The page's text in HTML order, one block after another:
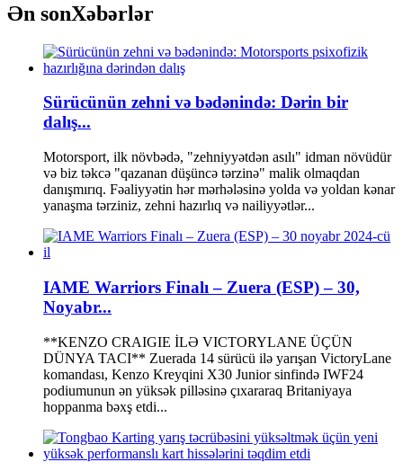
Ən sonXəbərlər
Sürücünün zehni və bədənində: Dərin bir
dalış...
Motorsport, ilk növbədə, "zehniyyətdən asılı" idman növüdür
və biz təkcə "qazanan düşüncə tərzinə" malik olmaqdan
danışmırıq. Fəaliyyətin hər mərhələsinə yolda və yoldan kənar
yanaşma tərziniz, zehni hazırlıq və nailiyyətlər...
IAME Warriors Finalı – Zuera (ESP) – 30,
Noyabr...
**KENZO CRAIGIE İLƏ VICTORYLANE ÜÇÜN
DÜNYA TACI** Zuerada 14 sürücü ilə yarışan VictoryLane
komandası, Kenzo Kreyqini X30 Junior sinfində IWF24
podiumunun ən yüksək pilləsinə çıxararaq Britaniyaya
hoppanma bəxş etdi...